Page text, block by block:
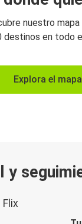
nuestro
destinos en todo
Explora el mapa
y